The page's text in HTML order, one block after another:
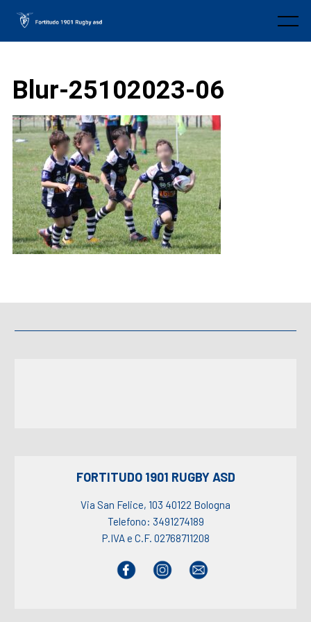
content
Menu
Blur-25102023-06
FORTITUDO 1901 RUGBY ASD
Via San Felice, 103 40122 Bologna
Telefono: 3491274189
P.IVA e C.F. 02768711208